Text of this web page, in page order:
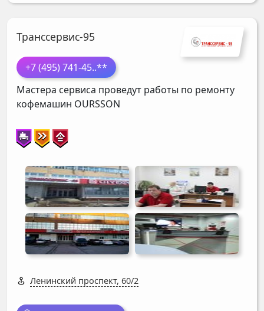
Транссервис-95
+7 (495) 741-45..**
Мастера сервиса проведут работы по ремонту
кофемашин OURSSON
Ленинский проспект, 60/2